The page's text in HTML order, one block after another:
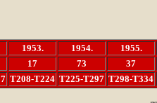
1953. 1954. 1955.
17 73 37
T208-T224 T225-T297 T298-T334